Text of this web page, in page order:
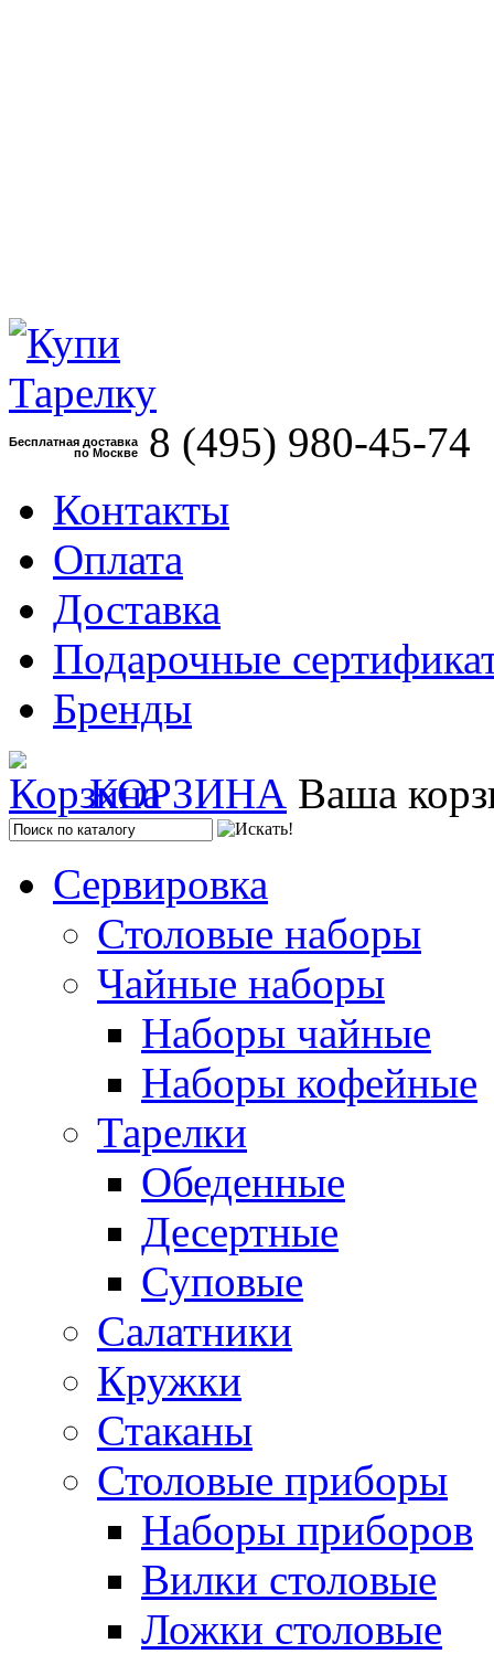
Бесплатная доставка
по Москве
8 (495) 980-45-74
Контакты
Оплата
Доставка
Подарочные
Бренды
КОРЗИНА Ваша
Сервировка
Столовые наборы
Чайные наборы
Наборы чайные
Наборы кофейные
Тарелки
Обеденные
Десертные
Суповые
Салатники
Кружки
Стаканы
Столовые приборы
Наборы приборов
Вилки столовые
Ложки столовые